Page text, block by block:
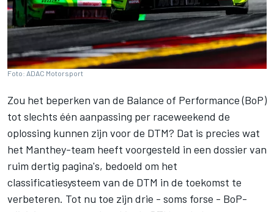
Foto: ADAC Motorsport
Zou het beperken van de Balance of Performance (BoP)
tot slechts één aanpassing per raceweekend de
oplossing kunnen zijn voor de DTM? Dat is precies wat
het Manthey-team heeft voorgesteld in een dossier van
ruim dertig pagina's, bedoeld om het
classificatiesysteem van de DTM in de toekomst te
verbeteren. Tot nu toe zijn drie - soms forse - BoP-